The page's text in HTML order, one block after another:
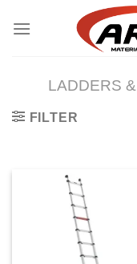
naar
LADDERS
FILTER